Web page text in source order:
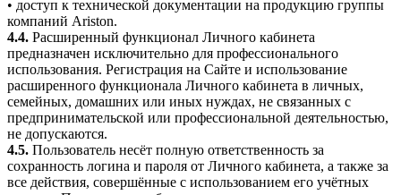
• доступ к технической документации на продукцию группы
компаний Ariston.
4.4. Расширенный функционал Личного кабинета
предназначен исключительно для профессионального
использования. Регистрация на Сайте и использование
расширенного функционала Личного кабинета в личных,
семейных, домашних или иных нуждах, не связанных с
предпринимательской или профессиональной деятельностью,
не допускаются.
4.5. Пользователь несёт полную ответственность за
сохранность логина и пароля от Личного кабинета, а также за
все действия, совершённые с использованием его учётных